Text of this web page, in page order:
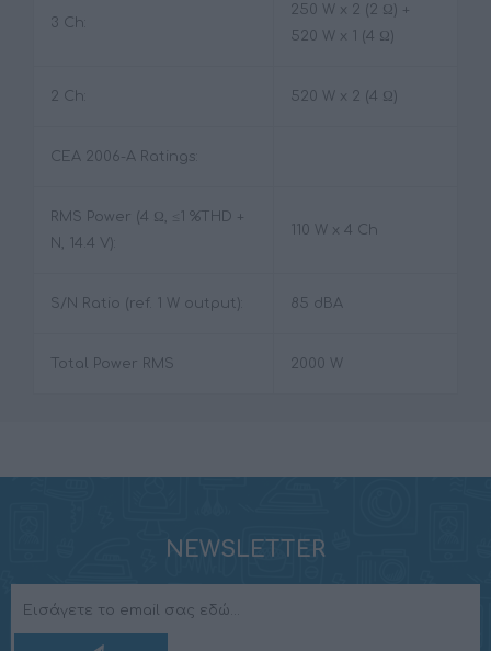
3 Ch:
250 W x 2 (2 Ω) +
520 W x 1 (4 Ω)
2 Ch: 520 W x 2 (4 Ω)
CEA 2006-A Ratings:
RMS Power (4 Ω, ≤1 %THD +
N, 14.4 V):
110 W x 4 Ch
S/N Ratio (ref. 1 W output): 85 dBA
Total Power RMS 2000 W
NEWSLETTER